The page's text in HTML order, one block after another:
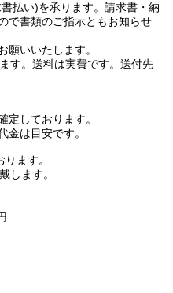
払い)を承ります。請求書・納
で書類のご指示ともお知らせ
いいたします。
す。送料は実費です。送付先
しております。
は目安です。
ます。
します。